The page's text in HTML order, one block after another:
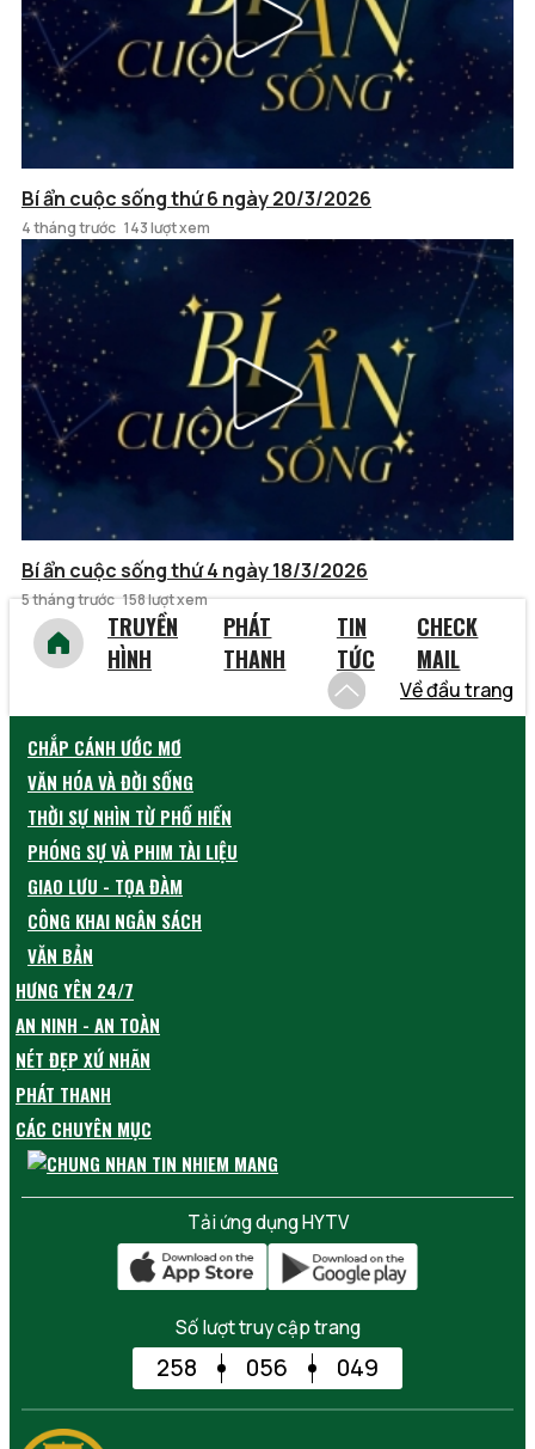
Bí ẩn cuộc sống thứ 6 ngày 20/3/2026
4 tháng trước 143 lượt xem
Bí ẩn cuộc sống thứ 4 ngày 18/3/2026
5 tháng trước 158 lượt xem
TRUYỀN
HÌNH
PHÁT
THANH
TIN
TỨC
CHECK
MAIL
Về đầu trang
CHẮP CÁNH ƯỚC MƠ
VĂN HÓA VÀ ĐỜI SỐNG
THỜI SỰ NHÌN TỪ PHỐ HIẾN
PHÓNG SỰ VÀ PHIM TÀI LIỆU
GIAO LƯU - TỌA ĐÀM
CÔNG KHAI NGÂN SÁCH
VĂN BẢN
HƯNG YÊN 24/7
AN NINH - AN TOÀN
NÉT ĐẸP XỨ NHÃN
PHÁT THANH
CÁC CHUYÊN MỤC
Tải ứng dụng HYTV
Số lượt truy cập trang
258 056 049